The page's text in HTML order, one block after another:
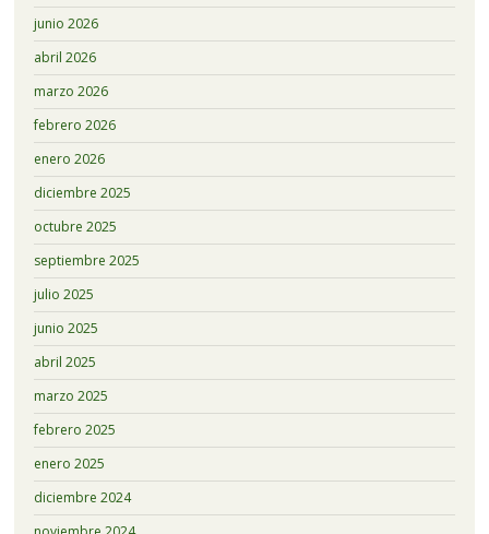
junio 2026
abril 2026
marzo 2026
febrero 2026
enero 2026
diciembre 2025
octubre 2025
septiembre 2025
julio 2025
junio 2025
abril 2025
marzo 2025
febrero 2025
enero 2025
diciembre 2024